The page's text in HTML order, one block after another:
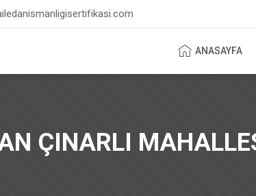
ANASAYFA
ÇINARLI